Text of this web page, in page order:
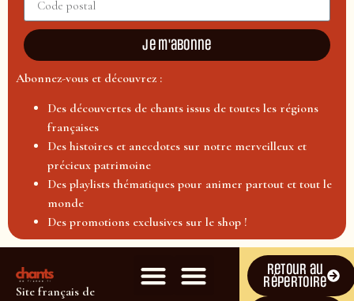
Je m'abonne
Abonnez-vous et découvrez :
Des découvertes de chants issus de toutes les régions
françaises
Des histoires et anecdotes sur notre merveilleux et
précieux patrimoine
Des playlists thématiques pour animer partout et tout le
monde
Des promotions exclusives sur le shop !
Site français de
Retour au
répertoire